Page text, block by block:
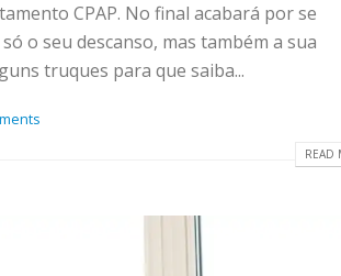
CPAP. No final acabará por se
o seu descanso, mas também a sua
truques para que saiba...
READ